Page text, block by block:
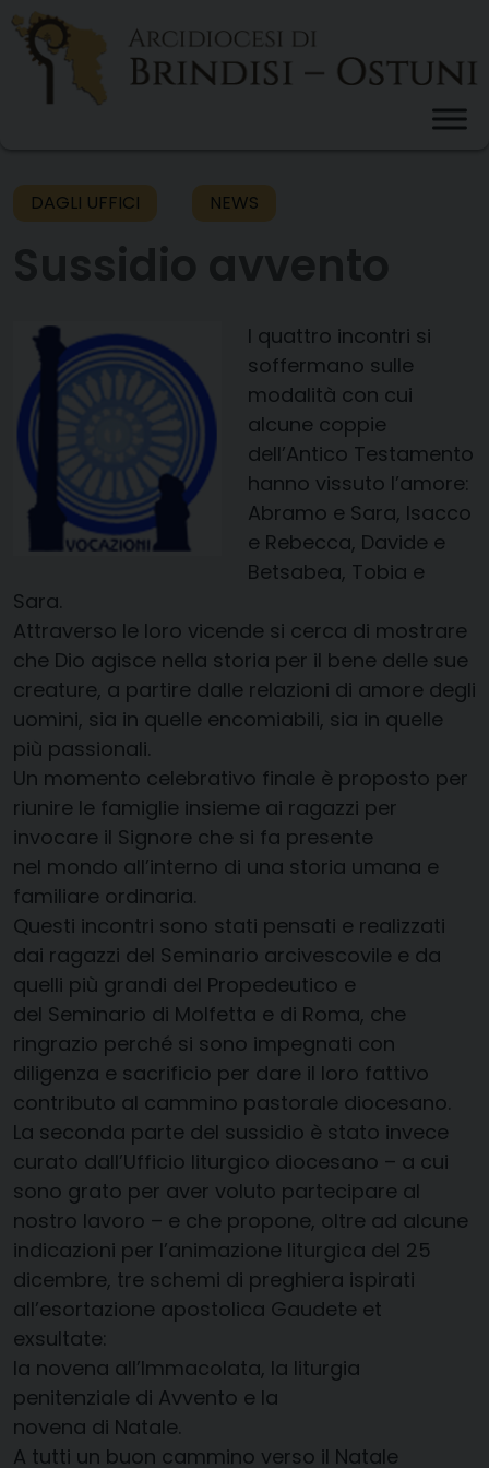
Skip
content
DAGLI UFFICI NEWS
I quattro incontri si
soffermano sulle
modalità con cui
alcune coppie
dell’Antico Testamento
hanno vissuto l’amore:
Abramo e Sara, Isacco
e Rebecca, Davide e
Betsabea, Tobia e
Sara.
Attraverso le loro vicende si cerca di mostrare
che Dio agisce nella storia per il bene delle sue
creature, a partire dalle relazioni di amore degli
uomini, sia in quelle encomiabili, sia in quelle
più passionali.
Un momento celebrativo finale è proposto per
riunire le famiglie insieme ai ragazzi per
invocare il Signore che si fa presente
nel mondo all’interno di una storia umana e
familiare ordinaria.
Questi incontri sono stati pensati e realizzati
dai ragazzi del Seminario arcivescovile e da
quelli più grandi del Propedeutico e
del Seminario di Molfetta e di Roma, che
ringrazio perché si sono impegnati con
diligenza e sacrificio per dare il loro fattivo
contributo al cammino pastorale diocesano.
La seconda parte del sussidio è stato invece
curato dall’Ufficio liturgico diocesano – a cui
sono grato per aver voluto partecipare al
nostro lavoro – e che propone, oltre ad alcune
indicazioni per l’animazione liturgica del 25
dicembre, tre schemi di preghiera ispirati
all’esortazione apostolica Gaudete et
exsultate:
la novena all’Immacolata, la liturgia
penitenziale di Avvento e la
novena di Natale.
A tutti un buon cammino verso il Natale